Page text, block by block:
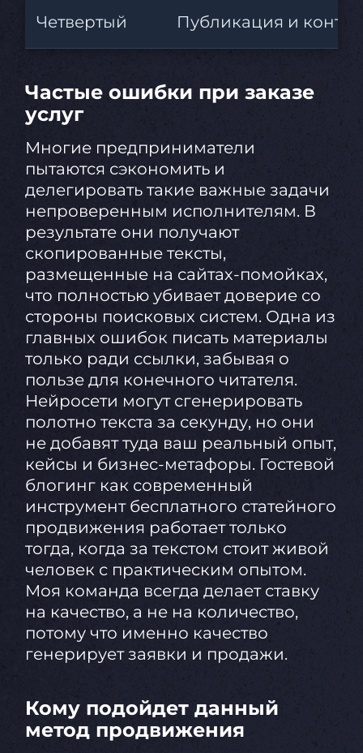
Четвертый Публикация и
Частые ошибки при заказе
услуг
Многие предприниматели
пытаются сэкономить и
делегировать такие важные задачи
непроверенным исполнителям. В
результате они получают
скопированные тексты,
размещенные на сайтах-помойках,
что полностью убивает доверие со
стороны поисковых систем. Одна из
главных ошибок писать материалы
только ради ссылки, забывая о
пользе для конечного читателя.
Нейросети могут сгенерировать
полотно текста за секунду, но они
не добавят туда ваш реальный опыт,
кейсы и бизнес-метафоры. Гостевой
блогинг как современный
инструмент бесплатного статейного
продвижения работает только
тогда, когда за текстом стоит живой
человек с практическим опытом.
Моя команда всегда делает ставку
на качество, а не на количество,
потому что именно качество
генерирует заявки и продажи.
Кому подойдет данный
метод продвижения